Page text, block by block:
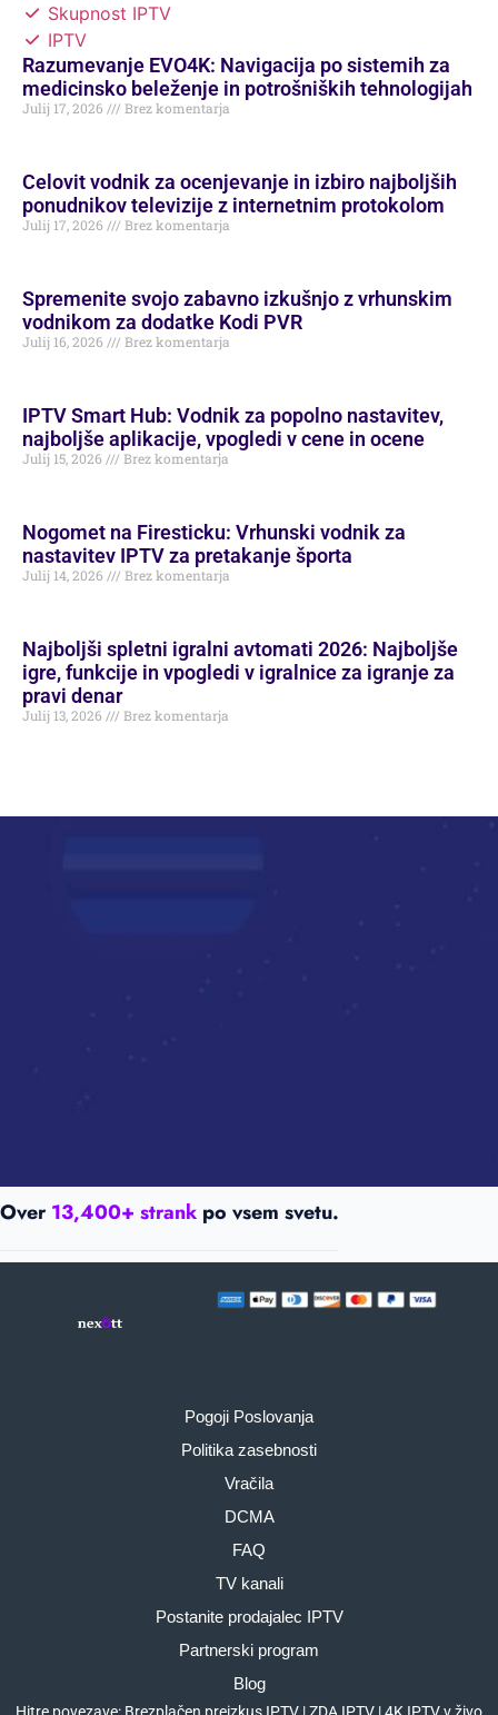
Skupnost IPTV
IPTV
Razumevanje EVO4K: Navigacija po sistemih za
medicinsko beleženje in potrošniških tehnologijah
Julij 17, 2026 Brez komentarja
Celovit vodnik za ocenjevanje in izbiro najboljših
ponudnikov televizije z internetnim protokolom
Julij 17, 2026 Brez komentarja
Spremenite svojo zabavno izkušnjo z vrhunskim
vodnikom za dodatke Kodi PVR
Julij 16, 2026 Brez komentarja
IPTV Smart Hub: Vodnik za popolno nastavitev,
najboljše aplikacije, vpogledi v cene in ocene
Julij 15, 2026 Brez komentarja
Nogomet na Firesticku: Vrhunski vodnik za
nastavitev IPTV za pretakanje športa
Julij 14, 2026 Brez komentarja
Najboljši spletni igralni avtomati 2026: Najboljše
igre, funkcije in vpogledi v igralnice za igranje za
pravi denar
Julij 13, 2026 Brez komentarja
Over13,400+ strank po vsem svetu.
Pogoji Poslovanja
Politika zasebnosti
Vračila
DCMA
FAQ
TV kanali
Postanite prodajalec IPTV
Partnerski program
Blog